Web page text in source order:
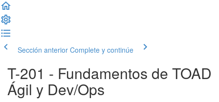
Sección anterior Complete y continúe
T-201 - Fundamentos de TOAD
Ágil y Dev/Ops